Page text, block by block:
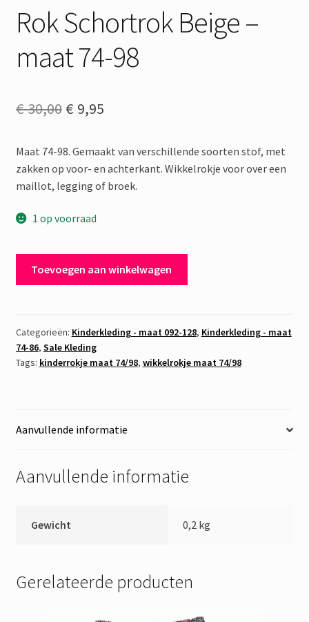
Rok Schortrok Beige –
maat 74-98
€30,00 Oorspronkelijke
was:
€ 30,00.
€ 9,95Huidige
is:
€ 9,95.
Maat 74-98. Gemaakt van verschillende soorten stof, met
zakken op voor- en achterkant. Wikkelrokje voor over een
maillot, legging of broek.
1 op voorraad
maat
74-
98
Toevoegen aan winkelwagen
Categorieën: Kinderkleding - maat 092-128, Kinderkleding - maat
74-86, Sale Kleding
Tags: kinderrokje maat 74/98, wikkelrokje maat 74/98
Aanvullende informatie
Aanvullende informatie
Gewicht 0,2 kg
Gerelateerde producten